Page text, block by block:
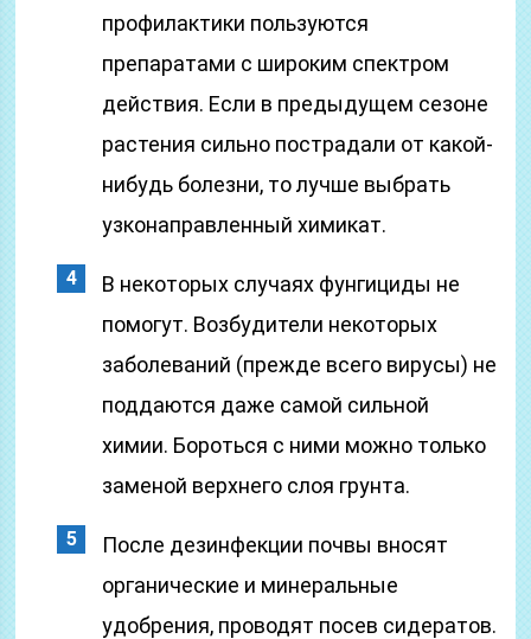
профилактики пользуются
препаратами с широким спектром
действия. Если в предыдущем сезоне
растения сильно пострадали от какой-
нибудь болезни, то лучше выбрать
узконаправленный химикат.
В некоторых случаях фунгициды не
помогут. Возбудители некоторых
заболеваний (прежде всего вирусы) не
поддаются даже самой сильной
химии. Бороться с ними можно только
заменой верхнего слоя грунта.
После дезинфекции почвы вносят
органические и минеральные
удобрения, проводят посев сидератов.